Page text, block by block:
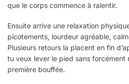
que le corps commence à ralentir.
Ensuite arrive une relaxation
picotements, lourdeur agréable,
Plusieurs retours la placent en fin
tu veux lever le pied sans forcément
première bouffée.